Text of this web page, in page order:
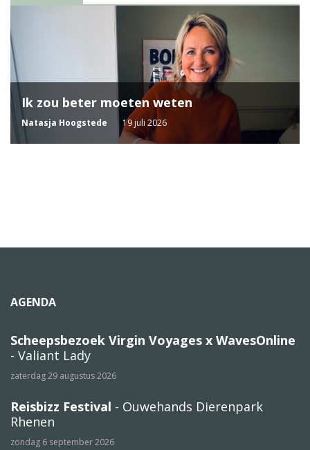
Ik zou beter moeten weten
Natasja Hoogstede 19 juli 2026
AGENDA
Scheepsbezoek Virgin Voyages x WavesOnline
- Valiant Lady
zaterdag 29 augustus 2026
Reisbizz Festival - Ouwehands Dierenpark
Rhenen
zondag 6 september 2026